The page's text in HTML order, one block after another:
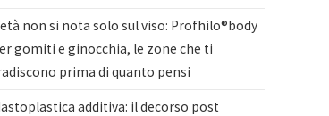
non si nota solo sul viso: Profhilo®body
gomiti e ginocchia, le zone che ti
prima di quanto pensi
additiva: il decorso post